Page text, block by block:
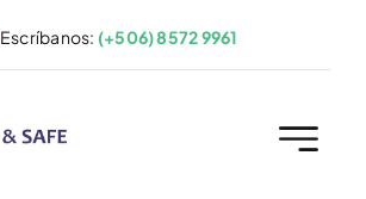
Escríbanos: (+506) 8572 9961